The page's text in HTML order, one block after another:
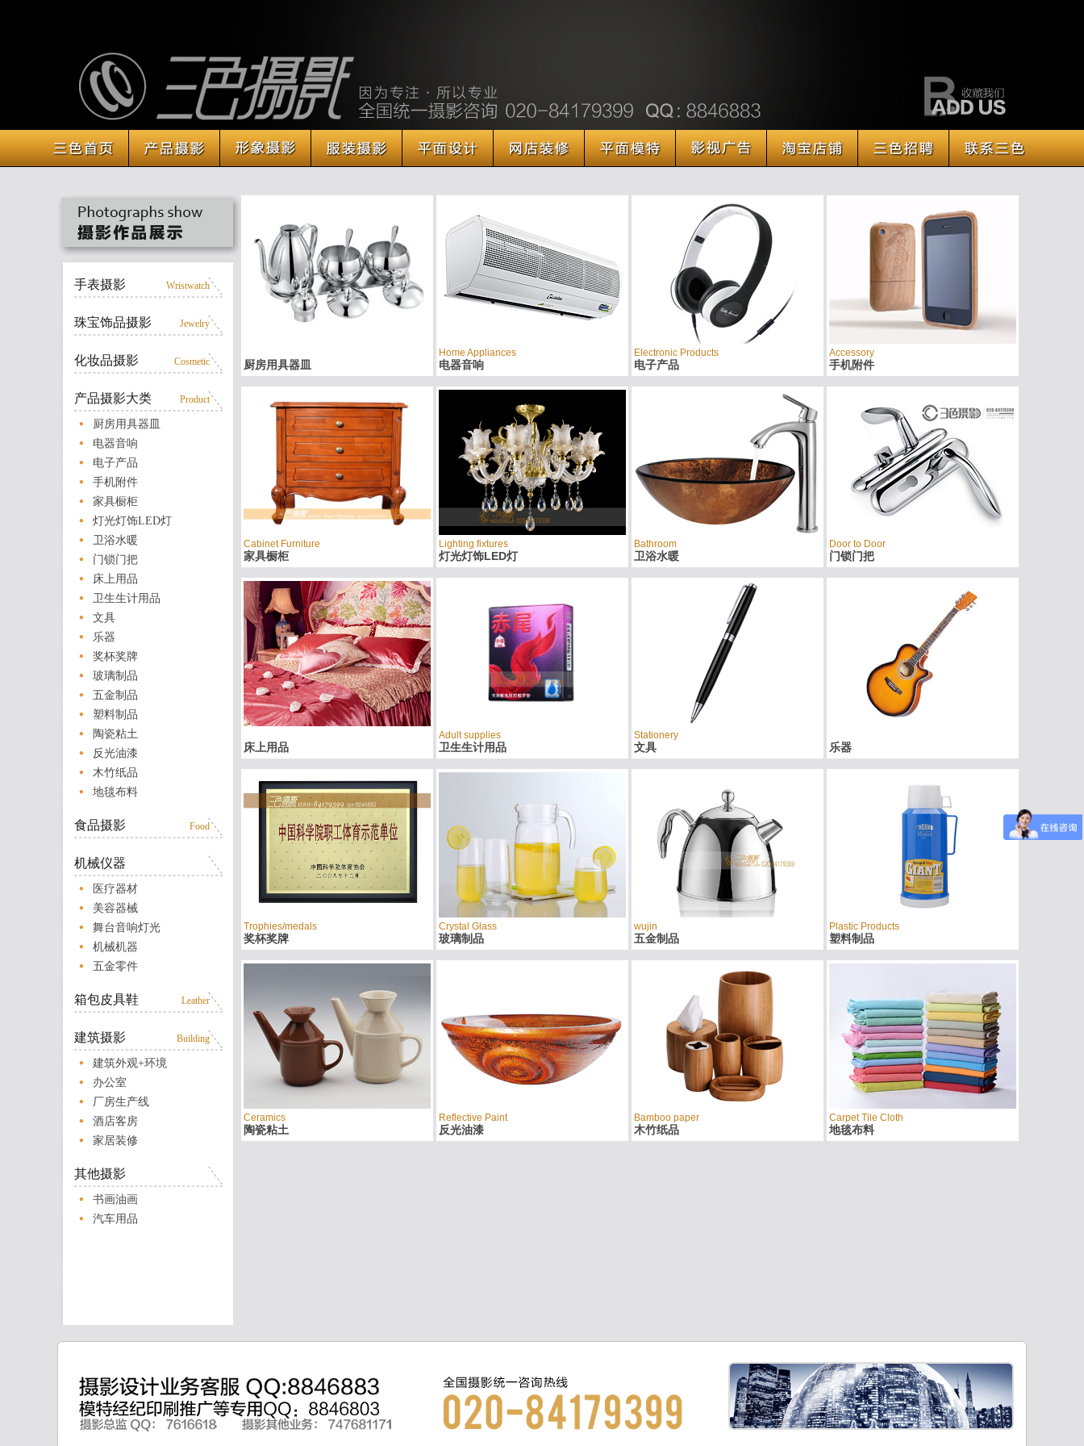
手表摄影 Wristwatch
珠宝饰品摄影 Jewelry
化妆品摄影 Cosmetic
产品摄影大类 Product
厨房用具器皿
电器音响
电子产品
手机附件
家具橱柜
灯光灯饰LED灯
卫浴水暖
门锁门把
床上用品
卫生生计用品
文具
乐器
奖杯奖牌
玻璃制品
五金制品
塑料制品
陶瓷粘土
反光油漆
木竹纸品
地毯布料
食品摄影 Food
机械仪器
医疗器材
美容器械
舞台音响灯光
机械机器
五金零件
箱包皮具鞋 Leather
建筑摄影 Building
建筑外观+环境
办公室
厂房生产线
酒店客房
家居装修
其他摄影
书画油画
汽车用品
厨房用具器皿
Home Appliances
电器音响
Electronic Products
电子产品
Accessory
手机附件
Cabinet Furniture
家具橱柜
Lighting fixtures
灯光灯饰LED灯
Bathroom
卫浴水暖
Door to Door
门锁门把
床上用品
Adult supplies
卫生生计用品
Stationery
文具 乐器
Trophies/medals
奖杯奖牌
Crystal Glass
玻璃制品
wujin
五金制品
Plastic Products
塑料制品
Ceramics
陶瓷粘土
Reflective Paint
反光油漆
Bamboo paper
木竹纸品
Carpet Tile Cloth
地毯布料